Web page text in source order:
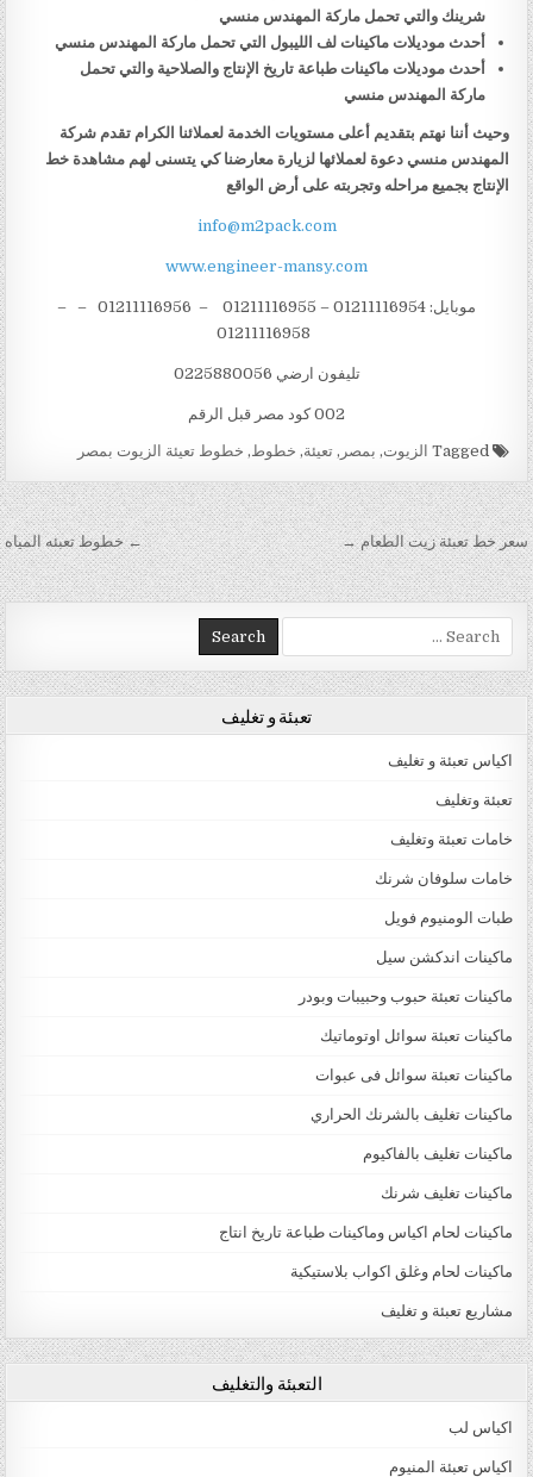
شرينك والتي تحمل ماركة المهندس منسي
أحدث موديلات ماكينات لف الليبول التي تحمل ماركة المهندس منسي
أحدث موديلات ماكينات طباعة تاريخ الإنتاج والصلاحية والتي تحمل
ماركة المهندس منسي
وحيث أننا نهتم بتقديم أعلى مستويات الخدمة لعملائنا الكرام تقدم شركة
المهندس منسي دعوة لعملائها لزيارة معارضنا كي يتسنى لهم مشاهدة خط
الإنتاج بجميع مراحله وتجربته على أرض الواقع
info@m2pack.com
www.engineer-mansy.com
موبايل: 01211116954 – 01211116955 – 01211116956 – –
تليفون ارضي 0225880056
002 كود مصر قبل الرقم
Tagged الزيوت, بمصر ,تعيئة, خطوط, خطوط تعيئة الزيوت بمصر
تصفّح المقالات ← خطوط تعبئه المياه سعر خط تعبئة زيت الطعام →
Search for:
تعبئة و تغليف
اكياس تعبئة و تغليف
تعبئة وتغليف
خامات تعبئة وتغليف
خامات سلوفان شرنك
طبات الومنيوم فويل
ماكينات اندكشن سيل
ماكينات تعبئة حبوب وحبيبات وبودر
ماكينات تعبئة سوائل اوتوماتيك
ماكينات تعبئة سوائل فى عبوات
ماكينات تغليف بالشرنك الحراري
ماكينات تغليف بالفاكيوم
ماكينات تغليف شرنك
ماكينات لحام اكياس وماكينات طباعة تاريخ انتاج
ماكينات لحام وغلق اكواب بلاستيكية
مشاريع تعبئة و تغليف
التعبئة والتغليف
اكياس لب
اكياس تعبئة المنيوم